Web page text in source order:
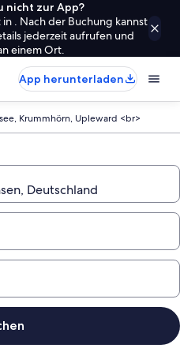
nicht zur App?
. Nach der Buchung kannst
jederzeit aufrufen und
einem Ort.
App herunterladen
Krummhörn, Upleward <br>